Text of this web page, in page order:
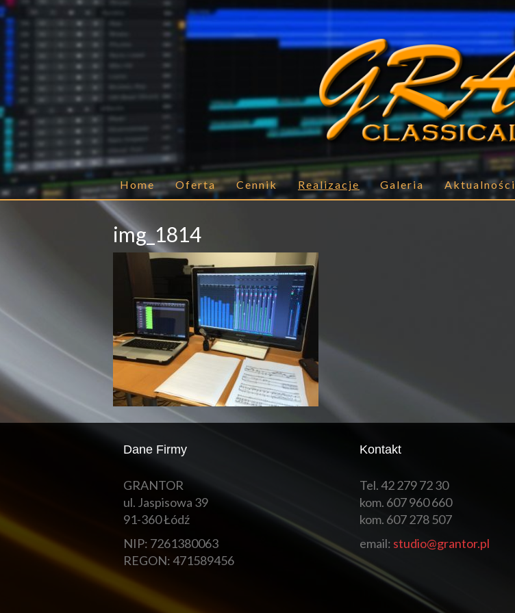
Home Oferta Cennik Realizacje Galeria Aktualności
img_1814
Dane Firmy
GRANTOR
ul. Jaspisowa 39
91-360 Łódź
NIP: 7261380063
REGON: 471589456
Kontakt
Tel. 42 279 72 30
kom. 607 960 660
kom. 607 278 507
email: studio@grantor.pl